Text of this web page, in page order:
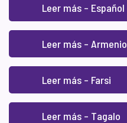
Leer más – Español
Leer más – Armenio
Leer más – Farsi
Leer más – Tagalo